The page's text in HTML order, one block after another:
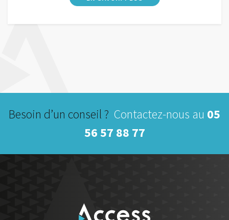
initial
actuel
Besoin d’un conseil ? Contactez-nous au 05
56 57 88 77